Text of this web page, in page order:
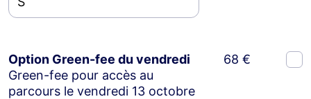
Option Green-fee du vendredi
Green-fee pour accès au
parcours le vendredi 13 octobre
68 €